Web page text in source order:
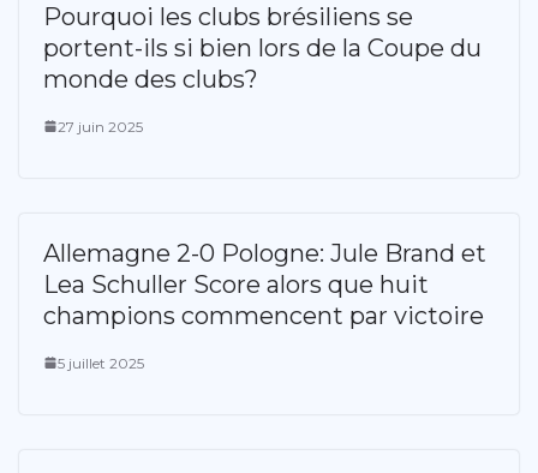
Pourquoi les clubs brésiliens se
portent-ils si bien lors de la Coupe du
monde des clubs?
27 juin 2025
Allemagne 2-0 Pologne: Jule Brand et
Lea Schuller Score alors que huit
champions commencent par victoire
5 juillet 2025